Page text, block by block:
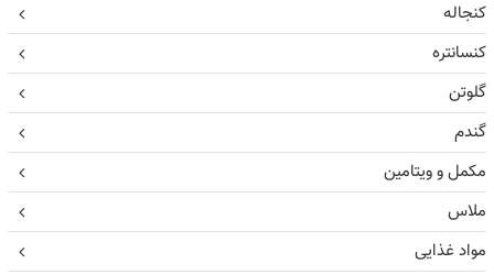
کنجاله
کنسانتره
گلوتن
گندم
مکمل و ویتامین
ملاس
مواد غذایی